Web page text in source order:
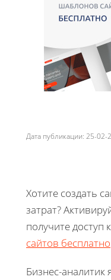
Дата публикации: 25-
Хотите создать
затрат?
получите доступ
сайтов бесплатно
Бизнес-